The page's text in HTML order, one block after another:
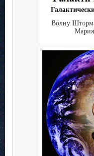
Волну